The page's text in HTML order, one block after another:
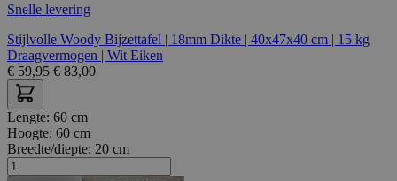
Snelle levering
Stijlvolle Woody Bijzettafel | 18mm Dikte | 40x47x40 cm | 15 kg
Draagvermogen | Wit Eiken
€ 59,95 € 83,00
Lengte: 60 cm
Hoogte: 60 cm
Breedte/diepte: 20 cm